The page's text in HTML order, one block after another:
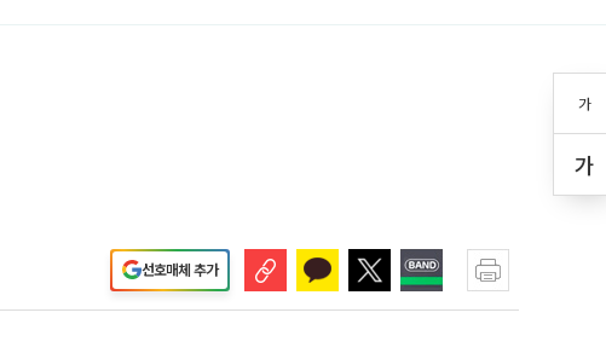
가
가
선호매체 추가